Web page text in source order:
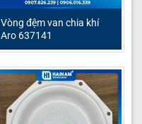
Vòng đệm van chia khí
Aro 637141